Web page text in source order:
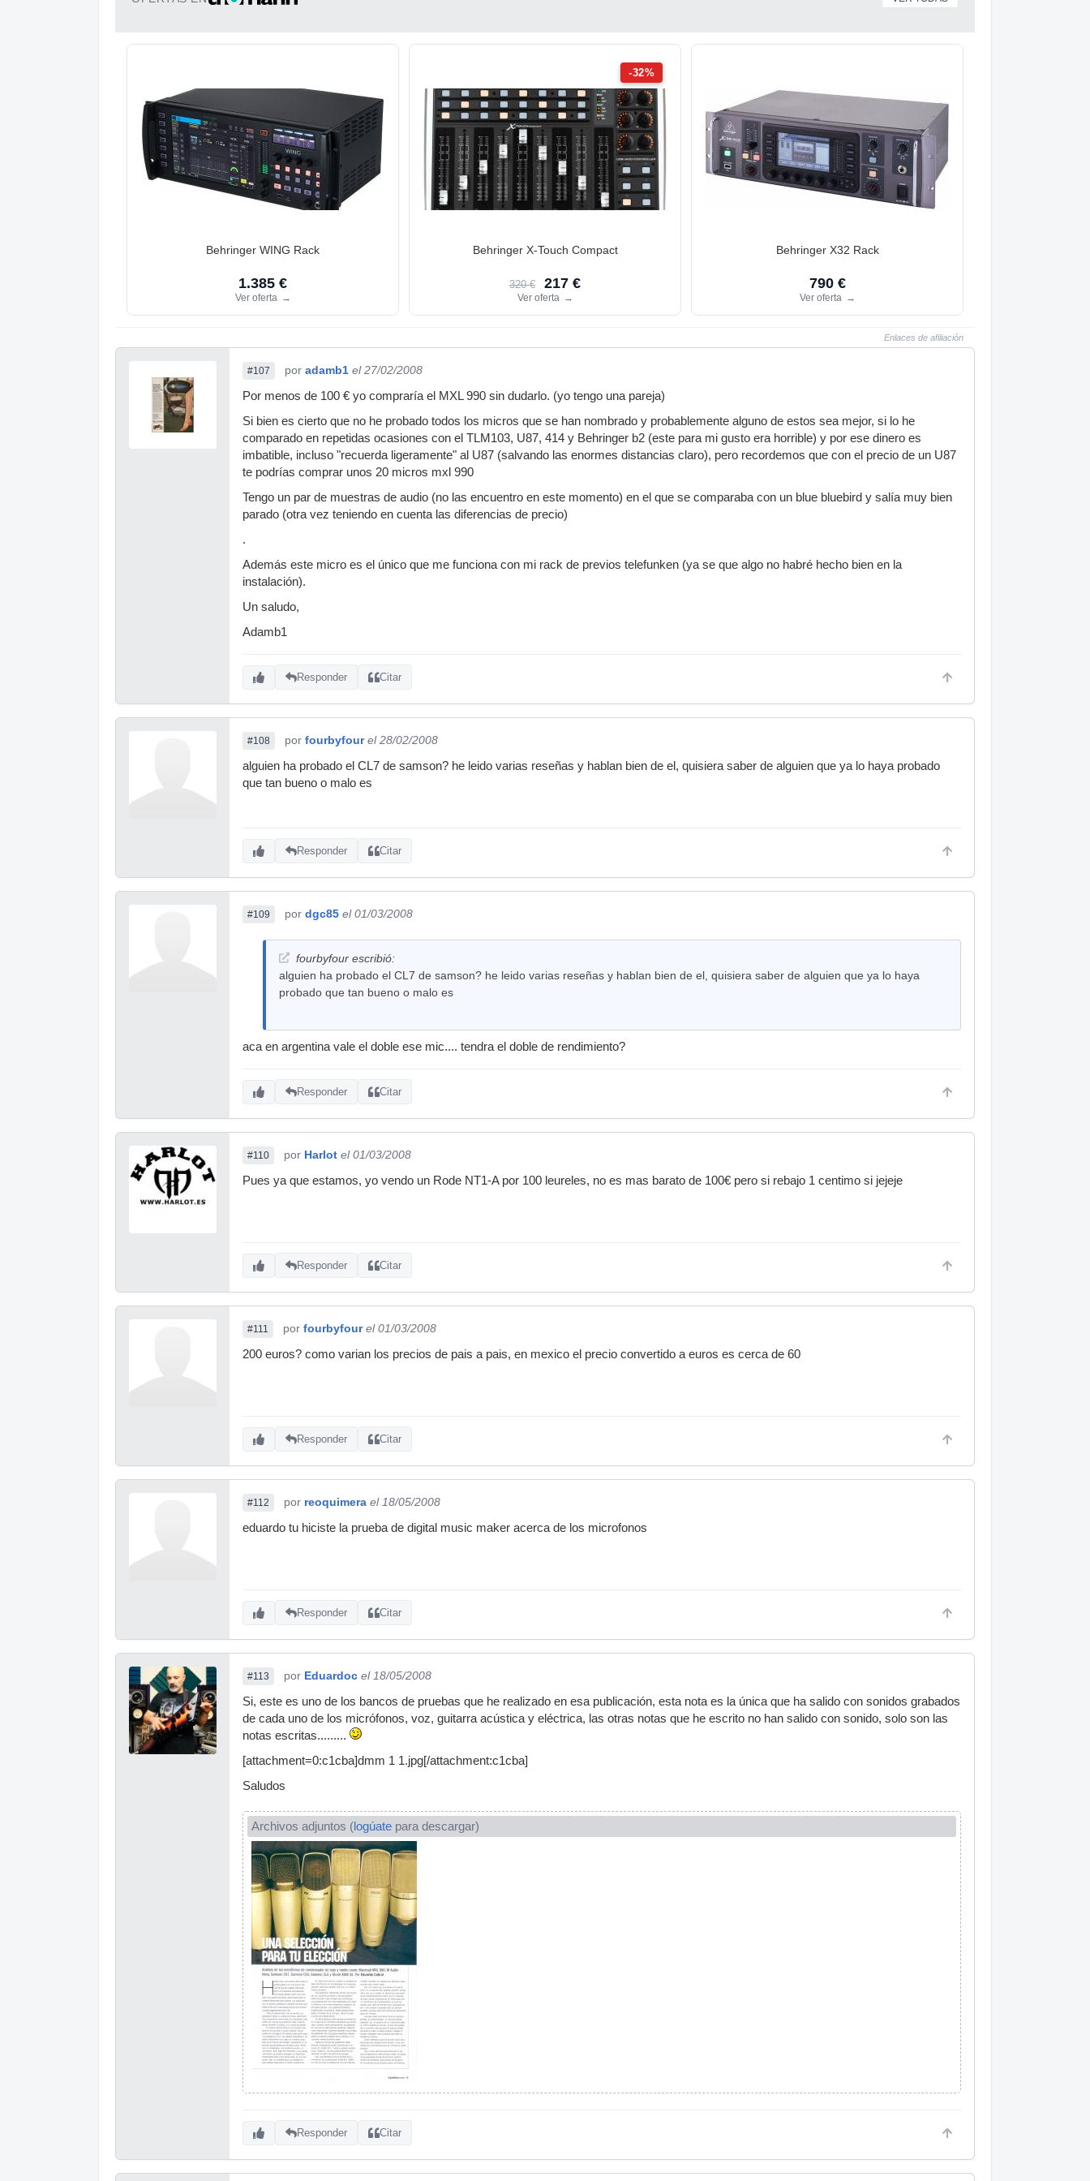
Behringer WING Rack
1.385 €
Ver oferta →
-32%
Behringer X-Touch Compact
320 € 217 €
Ver oferta →
Behringer X32 Rack
790 €
Ver oferta →
Enlaces de afiliación
#107 por adamb1 el 27/02/2008
Por menos de 100 € yo compraría el MXL 990 sin dudarlo. (yo tengo una pareja)
Si bien es cierto que no he probado todos los micros que se han nombrado y probablemente alguno de estos sea mejor, si lo he
comparado en repetidas ocasiones con el TLM103, U87, 414 y Behringer b2 (este para mi gusto era horrible) y por ese dinero es
imbatible, incluso "recuerda ligeramente" al U87 (salvando las enormes distancias claro), pero recordemos que con el precio de un U87
te podrías comprar unos 20 micros mxl 990
Tengo un par de muestras de audio (no las encuentro en este momento) en el que se comparaba con un blue bluebird y salía muy bien
parado (otra vez teniendo en cuenta las diferencias de precio)
.
Además este micro es el único que me funciona con mi rack de previos telefunken (ya se que algo no habré hecho bien en la
instalación).
Un saludo,
Adamb1
Responder Citar
#108 por fourbyfour el 28/02/2008
alguien ha probado el CL7 de samson? he leido varias reseñas y hablan bien de el, quisiera saber de alguien que ya lo haya probado
que tan bueno o malo es
Responder Citar
#109 por dgc85 el 01/03/2008
fourbyfour escribió:
alguien ha probado el CL7 de samson? he leido varias reseñas y hablan bien de el, quisiera saber de alguien que ya lo haya
probado que tan bueno o malo es
aca en argentina vale el doble ese mic.... tendra el doble de rendimiento?
Responder Citar
#110 por Harlot el 01/03/2008
Pues ya que estamos, yo vendo un Rode NT1-A por 100 leureles, no es mas barato de 100€ pero si rebajo 1 centimo si jejeje
Responder Citar
#111 por fourbyfour el 01/03/2008
200 euros? como varian los precios de pais a pais, en mexico el precio convertido a euros es cerca de 60
Responder Citar
#112 por reoquimera el 18/05/2008
eduardo tu hiciste la prueba de digital music maker acerca de los microfonos
Responder Citar
#113 por Eduardoc el 18/05/2008
Si, este es uno de los bancos de pruebas que he realizado en esa publicación, esta nota es la única que ha salido con sonidos grabados
de cada uno de los micrófonos, voz, guitarra acústica y eléctrica, las otras notas que he escrito no han salido con sonido, solo son las
notas escritas.........
[attachment=0:c1cba]dmm 1 1.jpg[/attachment:c1cba]
Saludos
Archivos adjuntos (logúate para descargar)
Responder Citar